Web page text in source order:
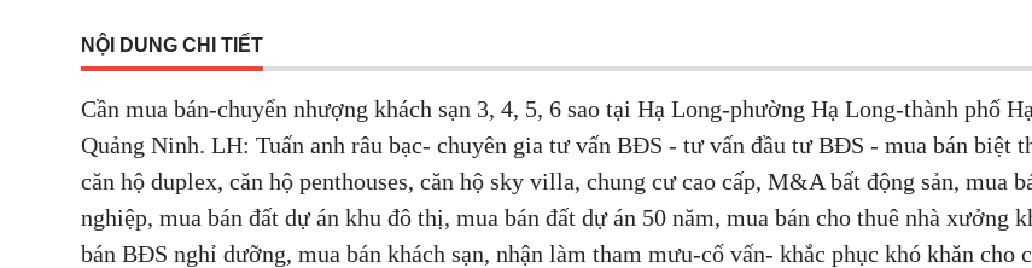
NỘI DUNG CHI TIẾT
Cần mua bán-chuyển nhượng khách sạn 3, 4, 5, 6 sao tại Hạ Long-phường Hạ Long-thành phố
Quảng Ninh. LH: Tuấn anh râu bạc- chuyên gia tư vấn BĐS - tư vấn đầu tư BĐS - mua bán biệt
căn hộ duplex, căn hộ penthouses, căn hộ sky villa, chung cư cao cấp, M&A bất động sản, mua
nghiệp, mua bán đất dự án khu đô thị, mua bán đất dự án 50 năm, mua bán cho thuê nhà xưởng
bán BĐS nghỉ dưỡng, mua bán khách sạn, nhận làm tham mưu-cố vấn- khắc phục khó khăn cho